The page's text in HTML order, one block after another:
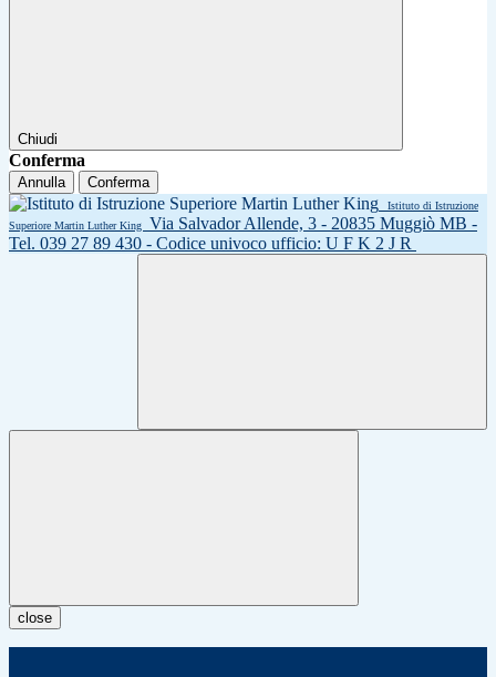
Chiudi
Conferma
Annulla Conferma
Istituto di Istruzione
Superiore Martin Luther King
Via Salvador Allende, 3 - 20835 Muggiò MB -
Tel. 039 27 89 430 - Codice univoco ufficio: U F K 2 J R
close